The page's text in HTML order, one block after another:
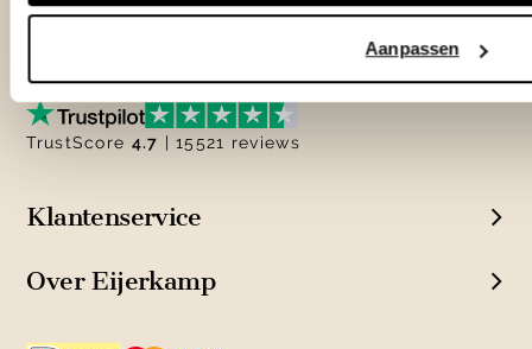
Aanpassen
Outlet Zutphen
Klantenservice
Over Eijerkamp
TrustScore 4.7 | 15521 reviews